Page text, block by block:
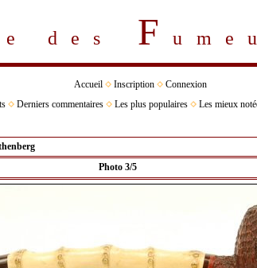
des F
Accueil Inscription
Connexion
Derniers commentaires Les plus populaires Les mieux
Photo 3/5